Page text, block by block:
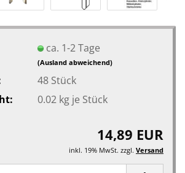
ca. 1-2 Tage
(Ausland abweichend)
48 Stück
0.02kg je Stück
14,89 EUR
inkl. 19% MwSt. zzgl. Versand